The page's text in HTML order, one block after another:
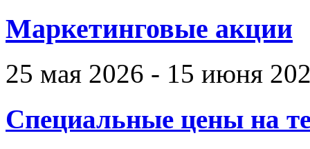
Маркетинговые акции
25 мая 2026 - 15 июня
Специальные цены на